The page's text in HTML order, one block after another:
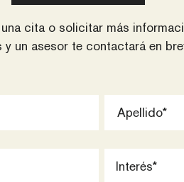
cita o solicitar más
un asesor te contactará en